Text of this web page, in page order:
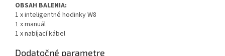
OBSAH BALENIA:
1 x inteligentné hodinky W8
1 x manuál
1 x nabíjací kábel
Dodatočné parametre